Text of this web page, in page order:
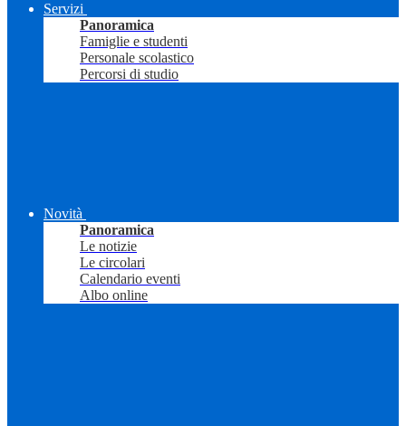
Servizi
Panoramica
Famiglie e studenti
Personale scolastico
Percorsi di studio
Novità
Panoramica
Le notizie
Le circolari
Calendario eventi
Albo online